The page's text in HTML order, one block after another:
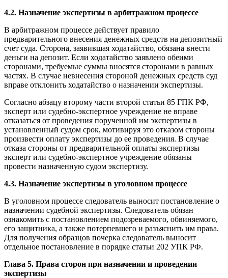
4.2. Назначение экспертизы в арбитражном процессе
В арбитражном процессе действует правило
предварительного внесения денежных средств на депозитный
счет суда. Сторона, заявившая ходатайство, обязана внести
деньги на депозит. Если ходатайство заявлено обеими
сторонами, требуемые суммы вносятся сторонами в равных
частях. В случае невнесения стороной денежных средств суд
вправе отклонить ходатайство о назначении экспертизы.
Согласно абзацу второму части второй статьи 85 ГПК РФ,
эксперт или судебно-экспертное учреждение не вправе
отказаться от проведения порученной им экспертизы в
установленный судом срок, мотивируя это отказом стороны
произвести оплату экспертизы до ее проведения. В случае
отказа стороны от предварительной оплаты экспертизы
эксперт или судебно-экспертное учреждение обязаны
провести назначенную судом экспертизу.
4.3. Назначение экспертизы в уголовном процессе
В уголовном процессе следователь выносит постановление о
назначении судебной экспертизы. Следователь обязан
ознакомить с постановлением подозреваемого, обвиняемого,
его защитника, а также потерпевшего и разъяснить им права.
Для получения образцов почерка следователь выносит
отдельное постановление в порядке статьи 202 УПК РФ.
Глава 5. Права сторон при назначении и проведении
экспертизы